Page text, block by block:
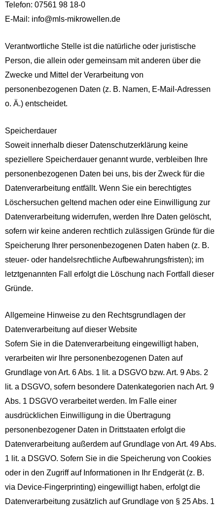
Telefon: 07561 98 18-0
E-Mail: info@mls-mikrowellen.de
Verantwortliche Stelle ist die natürliche oder juristische
Person, die allein oder gemeinsam mit anderen über die
Zwecke und Mittel der Verarbeitung von
personenbezogenen Daten (z. B. Namen, E-Mail-Adressen
o. Ä.) entscheidet.
Speicherdauer
Soweit innerhalb dieser Datenschutzerklärung keine
speziellere Speicherdauer genannt wurde, verbleiben Ihre
personenbezogenen Daten bei uns, bis der Zweck für die
Datenverarbeitung entfällt. Wenn Sie ein berechtigtes
Löschersuchen geltend machen oder eine Einwilligung zur
Datenverarbeitung widerrufen, werden Ihre Daten gelöscht,
sofern wir keine anderen rechtlich zulässigen Gründe für die
Speicherung Ihrer personenbezogenen Daten haben (z. B.
steuer- oder handelsrechtliche Aufbewahrungsfristen); im
letztgenannten Fall erfolgt die Löschung nach Fortfall dieser
Gründe.
Allgemeine Hinweise zu den Rechtsgrundlagen der
Datenverarbeitung auf dieser Website
Sofern Sie in die Datenverarbeitung eingewilligt haben,
verarbeiten wir Ihre personenbezogenen Daten auf
Grundlage von Art. 6 Abs. 1 lit. a DSGVO bzw. Art. 9 Abs. 2
lit. a DSGVO, sofern besondere Datenkategorien nach Art. 9
Abs. 1 DSGVO verarbeitet werden. Im Falle einer
ausdrücklichen Einwilligung in die Übertragung
personenbezogener Daten in Drittstaaten erfolgt die
Datenverarbeitung außerdem auf Grundlage von Art. 49 Abs.
1 lit. a DSGVO. Sofern Sie in die Speicherung von Cookies
oder in den Zugriff auf Informationen in Ihr Endgerät (z. B.
via Device-Fingerprinting) eingewilligt haben, erfolgt die
Datenverarbeitung zusätzlich auf Grundlage von § 25 Abs. 1